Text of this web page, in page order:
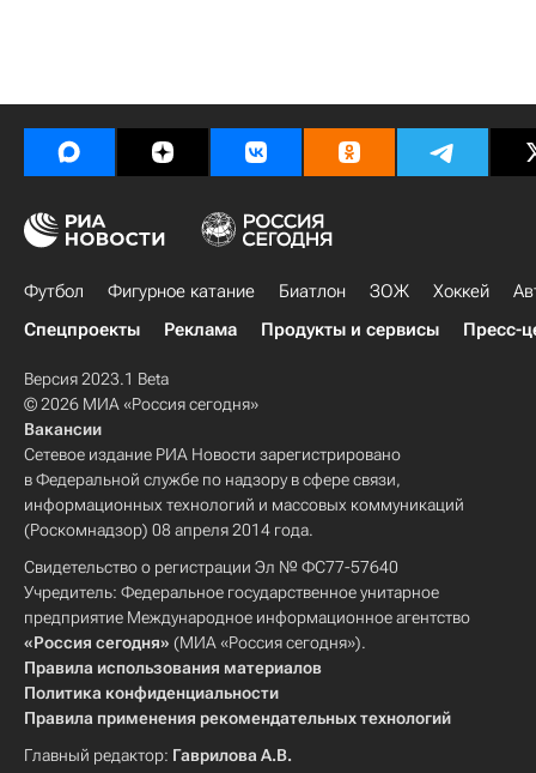
Футбол Фигурное катание Биатлон ЗОЖ Хоккей
Спецпроекты
Реклама Продукты и сервисы Пресс-
Версия 2023.1 Beta
© 2026 МИА «Россия сегодня»
Вакансии
Сетевое издание РИА Новости зарегистрировано
в Федеральной службе по надзору в сфере связи,
информационных технологий и массовых коммуникаций
(Роскомнадзор) 08 апреля 2014 года.
Свидетельство о регистрации Эл № ФС77-57640
Учредитель: Федеральное государственное унитарное
предприятие Международное информационное агентство
«Россия сегодня» (МИА «Россия сегодня»).
Правила использования материалов
Политика конфиденциальности
Правила применения рекомендательных технологий
Главный редактор: Гаврилова А.В.